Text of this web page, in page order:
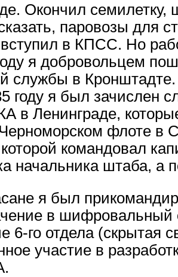
Окончил
паровозы
в КПСС. Но
я добровольцем
службы в
году я был зачислен
в Ленинграде,
флоте в
командовал
начальника штаба, а
я был
в шифровальный
6-го отдела
участие в